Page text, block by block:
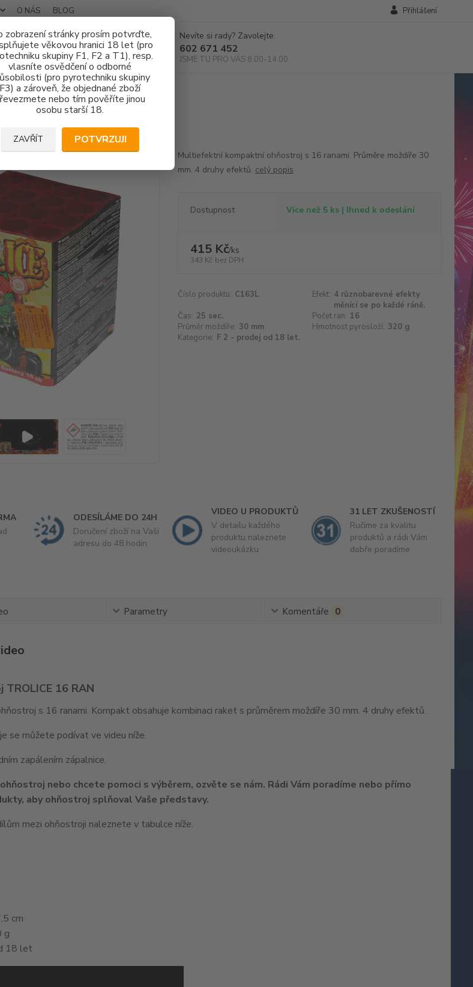
zobrazení stránky prosím potvrďte,
věkovou hranici 18 let (pro
skupiny F1, F2 a T1), resp.
vlasníte osvědčení o odborné
(pro pyrotechniku skupiny
F3) a zároveň, že objednané zboží
nebo tím pověříte jinou
osobu starší 18.
ZAVŘÍT POTVRZUJI
O NÁS BLOG Přihlášení
Hledat
Nevíte si rady? Zavolejte.
602 671 452
JSME TU PRO VÁS 8.00-14.00
TROLICE 16 RAN
Multiefektní kompaktní ohňostroj s 16 ranami. Průměre moždíře 30
mm. 4 druhy efektů. celý popis
Dostupnost Více než 5 ks | Ihned k odeslání
415 Kč/ks
343 Kč bez DPH
Číslo produktu: C163L Efekt: 4 různobarevné efekty
měnící se po každé ráně.
Čas: 25 sec. Počet ran: 16
Průměr moždíře: 30 mm Hmotnost pyrosloží: 320 g
Kategorie: F 2 - prodej od 18 let.
ODESÍLÁME DO 24H
Doručení zboží na Vaši
adresu do 48 hodin
VIDEO U PRODUKTŮ
V detailu každého
produktu naleznete
videoukázku
31 LET ZKUŠENOSTÍ
Ručíme za kvalitu
produktů a rádi Vám
dobře poradíme
Parametry Komentáře 0
16 RAN
s 16 ranami. Kompakt obsahuje kombinaci raket s průměrem moždíře 30 mm. 4 druhy efektů.
se můžete podívat ve videu níže.
zapálením zápalnice.
nebo chcete pomoci s výběrem, ozvěte se nám. Rádi Vám poradíme nebo přímo
aby ohňostroj splňoval Vaše představy.
mezi ohňostroji naleznete v tabulce níže.
cm
g
18 let